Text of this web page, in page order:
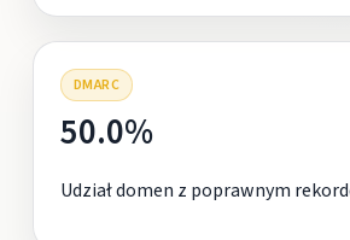
DMARC
50.0%
Udział domen z poprawnym